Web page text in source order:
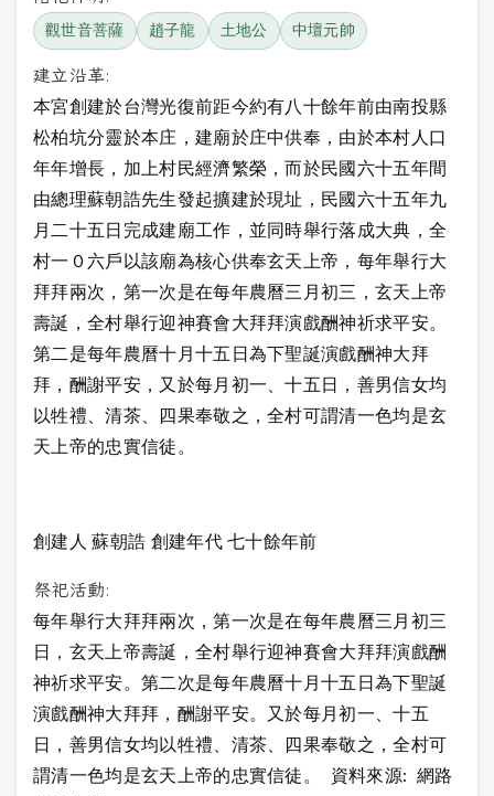
觀世音菩薩 趙子龍 土地公 中壇元帥
建立沿革:
本宮創建於台灣光復前距今約有八十餘年前由南投縣
松柏坑分靈於本庄，建廟於庄中供奉，由於本村人口
年年增長，加上村民經濟繁榮，而於民國六十五年間
由總理蘇朝誥先生發起擴建於現址，民國六十五年九
月二十五日完成建廟工作，並同時舉行落成大典，全
村一０六戶以該廟為核心供奉玄天上帝，每年舉行大
拜拜兩次，第一次是在每年農曆三月初三，玄天上帝
壽誕，全村舉行迎神賽會大拜拜演戲酬神祈求平安。
第二是每年農曆十月十五日為下聖誕演戲酬神大拜
拜，酬謝平安，又於每月初一、十五日，善男信女均
以牲禮、清茶、四果奉敬之，全村可謂清一色均是玄
天上帝的忠實信徒。
創建人 蘇朝誥 創建年代 七十餘年前
祭祀活動:
每年舉行大拜拜兩次，第一次是在每年農曆三月初三
日，玄天上帝壽誕，全村舉行迎神賽會大拜拜演戲酬
神祈求平安。第二次是每年農曆十月十五日為下聖誕
演戲酬神大拜拜，酬謝平安。又於每月初一、十五
日，善男信女均以牲禮、清茶、四果奉敬之，全村可
謂清一色均是玄天上帝的忠實信徒。 資料來源: 網路